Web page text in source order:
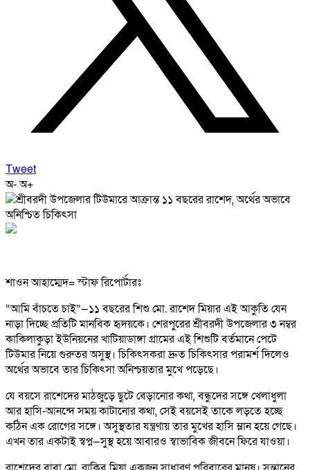
Tweet
অ-অ+
শাওন আহাম্মেদ= স্টাফ রিপোর্টারঃ
“আমি বাঁচতে চাই”—১১ বছরের শিশু মো. রাশেদ মিয়ার এই আকুতি যেন
নাড়া দিচ্ছে প্রতিটি মানবিক হৃদয়কে। শেরপুরের শ্রীবরদী উপজেলার ৩ নম্বর
কাকিলাকুড়া ইউনিয়নের খাটিয়াডাঙ্গা গ্রামের এই শিশুটি বর্তমানে পেটে
টিউমার নিয়ে গুরুতর অসুস্থ। চিকিৎসকরা দ্রুত চিকিৎসার পরামর্শ দিলেও
অর্থের অভাবে তার চিকিৎসা অনিশ্চয়তার মুখে পড়েছে।
যে বয়সে রাশেদের মাঠজুড়ে ছুটে বেড়ানোর কথা, বন্ধুদের সঙ্গে খেলাধুলা
আর হাসি-আনন্দে সময় কাটানোর কথা, সেই বয়সেই তাকে লড়তে হচ্ছে
কঠিন এক রোগের সঙ্গে। অসুস্থতার যন্ত্রণায় তার মুখের হাসি ম্লান হয়ে গেছে।
এখন তার একটাই স্বপ্ন—সুস্থ হয়ে আবারও স্বাভাবিক জীবনে ফিরে যাওয়া।